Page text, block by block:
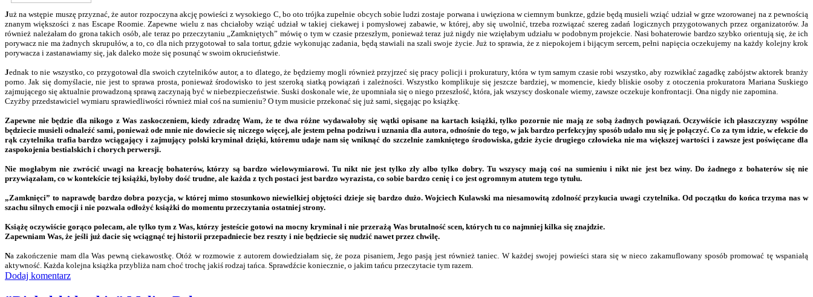
Już na wstępie muszę przyznać, że autor rozpoczyna akcję powieści z wysokiego C, bo oto trójka zupełnie obcych sobie ludzi zostaje porwana i uwięziona w ciemnym bunkrze, gdzie będą musieli wziąć udział w grze wzorowanej na z pewnością
znanym większości z nas Escape Roomie. Zapewne wielu z nas chciałoby wziąć udział w takiej ciekawej i pomysłowej zabawie, w której, aby się uwolnić, trzeba rozwiązać szereg zadań logicznych przygotowanych przez organizatorów. Ja
również należałam do grona takich osób, ale teraz po przeczytaniu „Zamkniętych” mówię o tym w czasie przeszłym, ponieważ teraz już nigdy nie wzięłabym udziału w podobnym projekcie. Nasi bohaterowie bardzo szybko orientują się, że ich
porywacz nie ma żadnych skrupułów, a to, co dla nich przygotował to sala tortur, gdzie wykonując zadania, będą stawiali na szali swoje życie. Już to sprawia, że z niepokojem i bijącym sercem, pełni napięcia oczekujemy na każdy kolejny krok
porywacza i zastanawiamy się, jak daleko może się posunąć w swoim okrucieństwie.
Jednak to nie wszystko, co przygotował dla swoich czytelników autor, a to dlatego, że będziemy mogli również przyjrzeć się pracy policji i prokuratury, która w tym samym czasie robi wszystko, aby rozwikłać zagadkę zabójstw aktorek branży
porno. Jak się domyślacie, nie jest to sprawa prosta, ponieważ środowisko to jest szeroką siatką powiązań i zależności. Wszystko komplikuje się jeszcze bardziej, w momencie, kiedy bliskie osoby z otoczenia prokuratora Mariana Suskiego
zajmującego się aktualnie prowadzoną sprawą zaczynają być w niebezpieczeństwie. Suski doskonale wie, że upomniała się o niego przeszłość, która, jak wszyscy doskonale wiemy, zawsze oczekuje konfrontacji. Ona nigdy nie zapomina.
Czyżby przedstawiciel wymiaru sprawiedliwości również miał coś na sumieniu? O tym musicie przekonać się już sami, sięgając po książkę.
Zapewne nie będzie dla nikogo z Was zaskoczeniem, kiedy zdradzę Wam, że te dwa różne wydawałoby się wątki opisane na kartach książki, tylko pozornie nie mają ze sobą żadnych powiązań. Oczywiście ich płaszczyzny wspólne
będziecie musieli odnaleźć sami, ponieważ ode mnie nie dowiecie się niczego więcej, ale jestem pełna podziwu i uznania dla autora, odnośnie do tego, w jak bardzo perfekcyjny sposób udało mu się je połączyć. Co za tym idzie, w efekcie do
rąk czytelnika trafia bardzo wciągający i zajmujący polski kryminał dzięki, któremu udaje nam się wniknąć do szczelnie zamkniętego środowiska, gdzie życie drugiego człowieka nie ma większej wartości i zawsze jest poświęcane dla
zaspokojenia bestialskich i chorych perwersji.
Nie mogłabym nie zwrócić uwagi na kreację bohaterów, którzy są bardzo wielowymiarowi. Tu nikt nie jest tylko zły albo tylko dobry. Tu wszyscy mają coś na sumieniu i nikt nie jest bez winy. Do żadnego z bohaterów się nie
przywiązałam, co w kontekście tej książki, byłoby dość trudne, ale każda z tych postaci jest bardzo wyrazista, co sobie bardzo cenię i co jest ogromnym atutem tego tytułu.
„Zamknięci” to naprawdę bardzo dobra pozycja, w której mimo stosunkowo niewielkiej objętości dzieje się bardzo dużo. Wojciech Kulawski ma niesamowitą zdolność przykucia uwagi czytelnika. Od początku do końca trzyma nas w
szachu silnych emocji i nie pozwala odłożyć książki do momentu przeczytania ostatniej strony.
Książę oczywiście gorąco polecam, ale tylko tym z Was, którzy jesteście gotowi na mocny kryminał i nie przerażą Was brutalność scen, których tu co najmniej kilka się znajdzie.
Zapewniam Was, że jeśli już dacie się wciągnąć tej historii przepadniecie bez reszty i nie będziecie się nudzić nawet przez chwilę.
Na zakończenie mam dla Was pewną ciekawostkę. Otóż w rozmowie z autorem dowiedziałam się, że poza pisaniem, Jego pasją jest również taniec. W każdej swojej powieści stara się w nieco zakamuflowany sposób promować tę wspaniałą
aktywność. Każda kolejna książka przybliża nam choć trochę jakiś rodzaj tańca. Sprawdźcie koniecznie, o jakim tańcu przeczytacie tym razem.
Dodaj komentarz